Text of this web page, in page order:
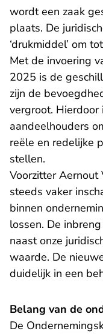
wordt een zaak
plaats. De
‘drukmiddel’ om
Met de invoering
2025 is de
zijn de
vergroot. Hierdoor
aandeelhouders
reële en redelijke
stellen.
Voorzitter Aernout
steeds vaker
binnen
lossen. De
naast onze
waarde. De
duidelijk in een
Belang van de
De